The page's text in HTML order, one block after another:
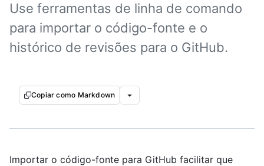
Use ferramentas de linha de comando
para importar o código-fonte e o
histórico de revisões para o GitHub.
Copiar como Markdown
Importar o código-fonte para GitHub facilitar que